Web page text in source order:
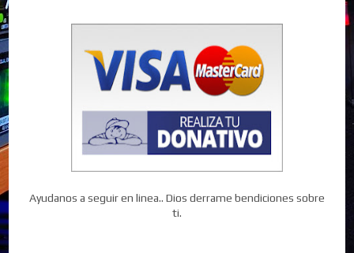
Ayudanos a seguir en linea.. Dios derrame bendiciones sobre
ti.